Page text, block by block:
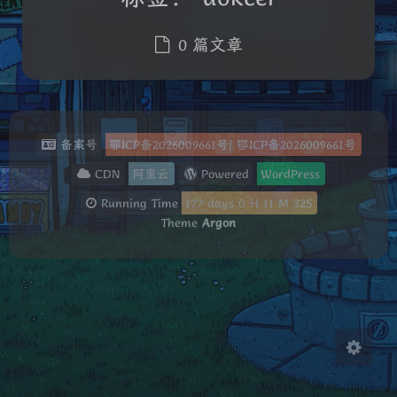
夜间模式
Sans Serif
关闭 暗化 灰度
0 篇文章
备案号 鄂ICP备2026009661号| 鄂ICP备2026009661号
CDN
阿里云 Powered
WordPress
Running Time 177 days 0 H 11 M 33S
Theme Argon